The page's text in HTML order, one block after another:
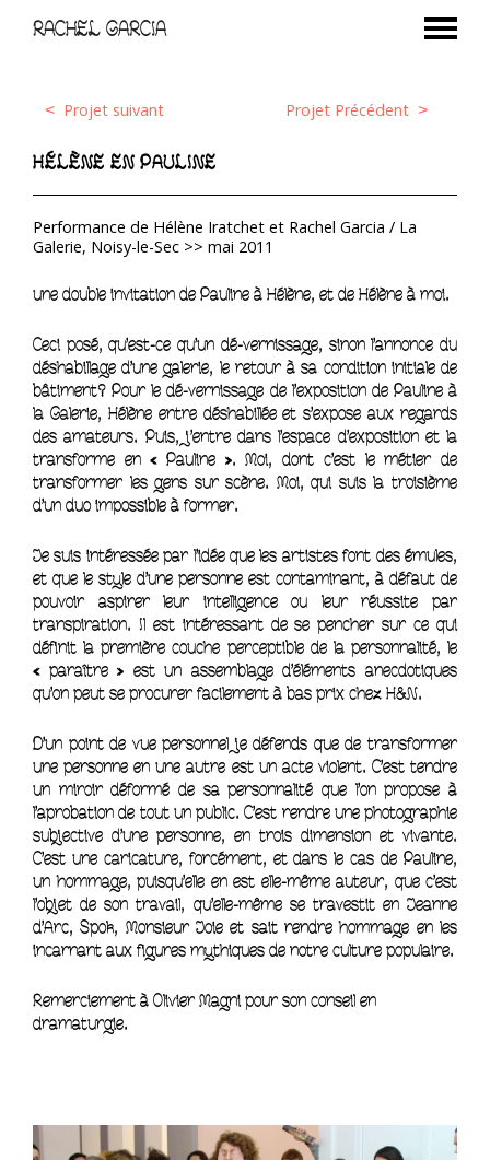
< Projet suivant Projet Précédent >
HÉLÈNE EN PAULINE
Performance de Hélène Iratchet et Rachel Garcia / La
Galerie, Noisy-le-Sec >> mai 2011
une double invitation de Pauline à Hélène, et de Hélène à moi.
Ceci posé, qu’est-ce qu’un dé-vernissage, sinon l’annonce du
déshabillage d’une galerie, le retour à sa condition initiale de
bâtiment? Pour le dé-vernissage de l’exposition de Pauline à
la Galerie, Hélène entre déshabillée et s’expose aux regards
des amateurs. Puis, j’entre dans l’espace d’exposition et la
transforme en « Pauline ». Moi, dont c’est le métier de
transformer les gens sur scène. Moi, qui suis la troisième
d’un duo impossible à former.
Je suis intéressée par l’idée que les artistes font des émules,
et que le style d’une personne est contaminant, à défaut de
pouvoir aspirer leur intelligence ou leur réussite par
transpiration. Il est intéressant de se pencher sur ce qui
définit la première couche perceptible de la personnalité, le
« paraître » est un assemblage d’éléments anecdotiques
qu’on peut se procurer facilement à bas prix chez H&N.
D’un point de vue personnel je défends que de transformer
une personne en une autre est un acte violent. C’est tendre
un miroir déformé de sa personnalité que l’on propose à
l’aprobation de tout un public. C’est rendre une photographie
subjective d’une personne, en trois dimension et vivante.
C’est une caricature, forcément, et dans le cas de Pauline,
un hommage, puisqu’elle en est elle-même auteur, que c’est
l’objet de son travail, qu’elle-même se travestit en Jeanne
d’Arc, Spok, Monsieur Joie et sait rendre hommage en les
incarnant aux figures mythiques de notre culture populaire.
Remerciement à Olivier Magni pour son conseil en
dramaturgie.
RACHEL GARCIA